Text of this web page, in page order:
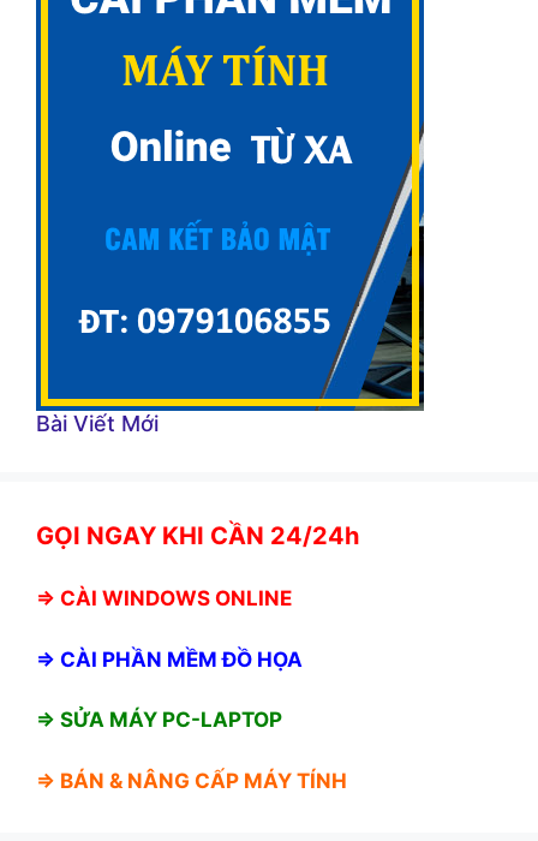
Bài Viết Mới
GỌI NGAY KHI CẦN 24/24h
⇒ CÀI WINDOWS ONLINE
⇒ CÀI PHẦN MỀM ĐỒ HỌA
⇒ SỬA MÁY PC-LAPTOP
⇒ BÁN & NÂNG CẤP MÁY TÍNH